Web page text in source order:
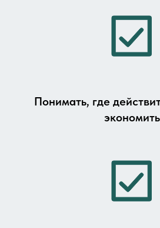
Понимать, где
экономить